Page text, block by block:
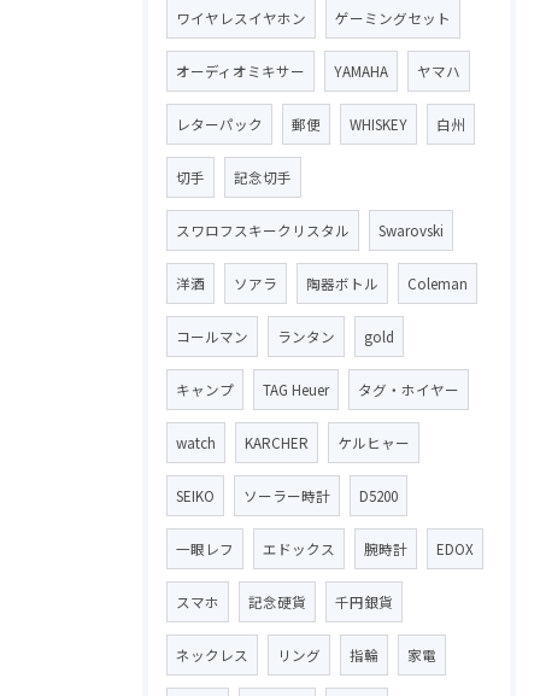
ワイヤレスイヤホン ゲーミングセット
オーディオミキサー YAMAHA ヤマハ
レターパック 郵便 WHISKEY 白州
切手 記念切手
スワロフスキークリスタル Swarovski
洋酒 ソアラ 陶器ボトル Coleman
コールマン ランタン gold
キャンプ TAG Heuer タグ・ホイヤー
watch KARCHER ケルヒャー
SEIKO ソーラー時計 D5200
一眼レフ エドックス 腕時計 EDOX
スマホ 記念硬貨 千円銀貨
ネックレス リング 指輪 家電